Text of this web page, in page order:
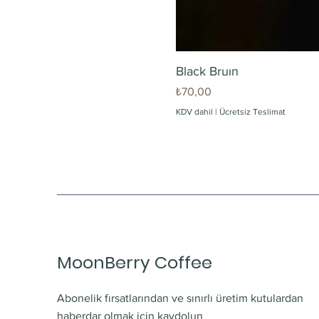
Black Bruın
Fiyat
₺70,00
KDV dahil | Ücretsiz Teslimat
MoonBerry Coffee
Abonelik fırsatlarından ve sınırlı üretim kutulardan
haberdar olmak için kaydolun